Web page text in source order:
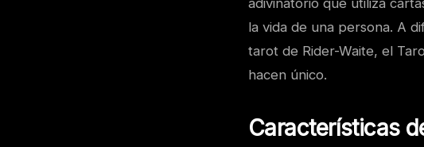
la vida de una persona. A
tarot de Rider-Waite, el
hacen único.
Características